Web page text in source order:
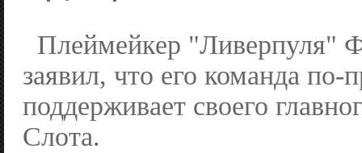
Плеймейкер "Ливерпуля"
заявил, что его команда по-
поддерживает своего
Слота.